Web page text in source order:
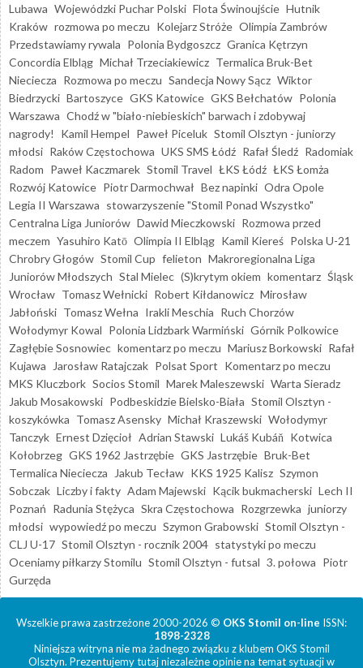
Lubawa Wojewódzki Puchar Polski Flota Świnoujście Hutnik
Kraków rozmowa po meczu Kolejarz Stróże Olimpia Zambrów
Przedstawiamy rywala Polonia Bydgoszcz Granica Kętrzyn
Concordia Elbląg Michał Trzeciakiewicz Termalica Bruk-Bet
Nieciecza Rozmowa po meczu Sandecja Nowy Sącz Wiktor
Biedrzycki Bartoszyce GKS Katowice GKS Bełchatów Polonia
Warszawa Chodź w "biało-niebieskich" barwach i zdobywaj
nagrody!
Kamil Hempel Paweł Piceluk Stomil Olsztyn - juniorzy
młodsi Raków Częstochowa UKS SMS Łódź Rafał Śledź Radomiak
Radom Paweł Kaczmarek Stomil Travel ŁKS Łódź ŁKS Łomża
Rozwój Katowice Piotr Darmochwał Bez napinki Odra Opole
Legia II Warszawa stowarzyszenie "Stomil Ponad Wszystko"
Centralna Liga Juniorów Dawid Mieczkowski Rozmowa przed
meczem Yasuhiro Katō Olimpia II Elbląg Kamil Kiereś Polska U-21
Chrobry Głogów Stomil Cup felieton Makroregionalna Liga
Juniorów Młodszych Stal Mielec (S)krytym okiem komentarz Śląsk
Wrocław Tomasz Wełnicki Robert Kiłdanowicz Mirosław
Jabłoński Tomasz Wełna Irakli Meschia Ruch Chorzów
Wołodymyr Kowal Polonia Lidzbark Warmiński Górnik Polkowice
Zagłębie Sosnowiec komentarz po meczu Mariusz Borkowski Rafał
Kujawa
Jarosław Ratajczak Polsat Sport Komentarz po meczu
MKS Kluczbork Socios Stomil Marek Maleszewski Warta Sieradz
Jakub Mosakowski Podbeskidzie Bielsko-Biała Stomil Olsztyn -
koszykówka Tomasz Asensky Michał Kraszewski Wołodymyr
Tanczyk Ernest Dzięcioł Adrian Stawski Lukáš Kubáň Kotwica
Kołobrzeg GKS 1962 Jastrzębie GKS Jastrzębie Bruk-Bet
Termalica Nieciecza
Jakub Tecław KKS 1925 Kalisz Szymon
Sobczak Liczby i fakty Adam Majewski Kącik bukmacherski Lech II
Poznań Radunia Stężyca Skra Częstochowa Rozgrzewka juniorzy
młodsi wypowiedź po meczu Szymon Grabowski Stomil Olsztyn -
CLJ U-17 Stomil Olsztyn - rocznik 2004 statystyki po meczu
Oceniamy piłkarzy Stomilu Stomil Olsztyn - futsal 3. połowa Piotr
Gurzęda
Wszelkie prawa zastrzeżone 2000-2026 © OKS Stomil on-line ISSN:
1898-2328
Niniejsza witryna nie ma żadnego związku z klubem OKS Stomil
Olsztyn. Prezentujemy tutaj niezależne opinie na temat sytuacji w